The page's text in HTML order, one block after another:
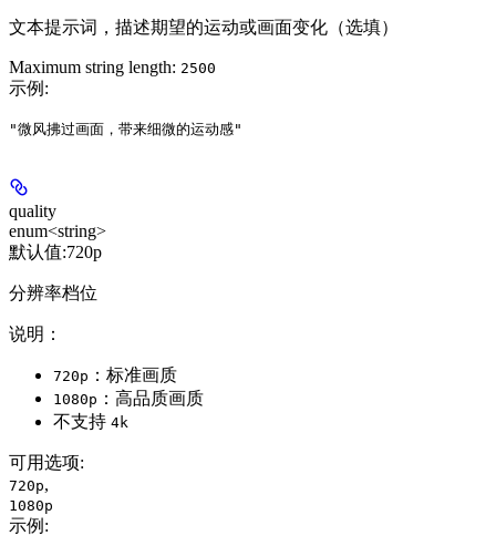
文本提示词，描述期望的运动或画面变化（选填）
Maximum string length: 2500
示例 :
"微风拂过画面，带来细微的运动感"
quality
enum<string>
默认值:720p
分辨率档位
说明：
720p ：标准画质
1080p ：高品质画质
不支持 4k
可用选项:
720p,
1080p
示例 :